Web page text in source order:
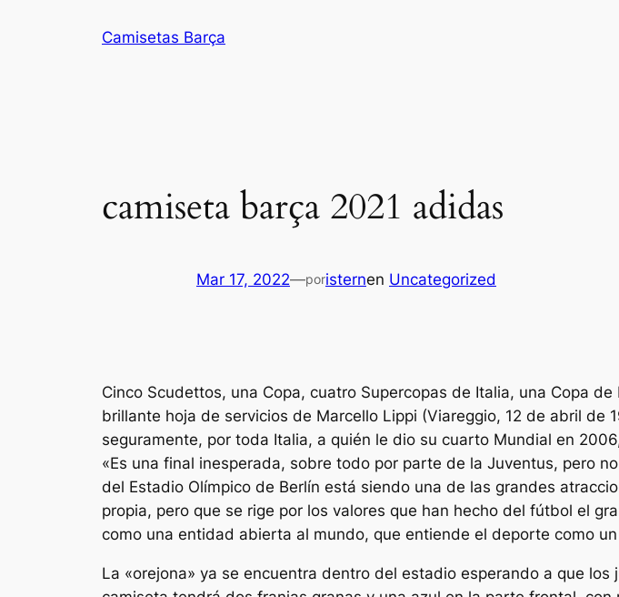
Camisetas Barça
camiseta barça 2021 adidas
Mar 17, 2022—poristernen Uncategorized
Cinco Scudettos, una Copa, cuatro Supercopas de Italia, una Copa
brillante hoja de servicios de Marcello Lippi (Viareggio, 12 de abril de
seguramente, por toda Italia, a quién le dio su cuarto Mundial en
«Es una final inesperada, sobre todo por parte de la Juventus, pero
del Estadio Olímpico de Berlín está siendo una de las grandes
propia, pero que se rige por los valores que han hecho del fútbol el
como una entidad abierta al mundo, que entiende el deporte como
La «orejona» ya se encuentra dentro del estadio esperando a que